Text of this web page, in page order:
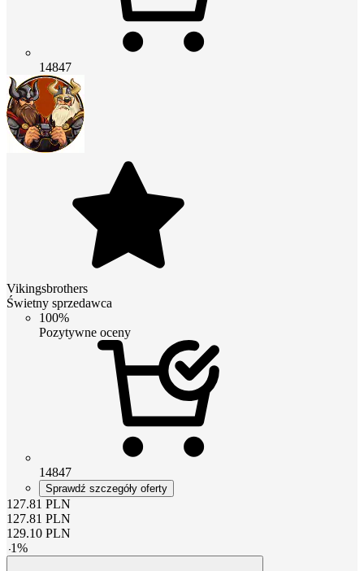
14847
Vikingsbrothers
Świetny sprzedawca
100%
Pozytywne oceny
14847
Sprawdź szczegóły oferty
127.81 PLN
127.81 PLN
129.10 PLN
-1%